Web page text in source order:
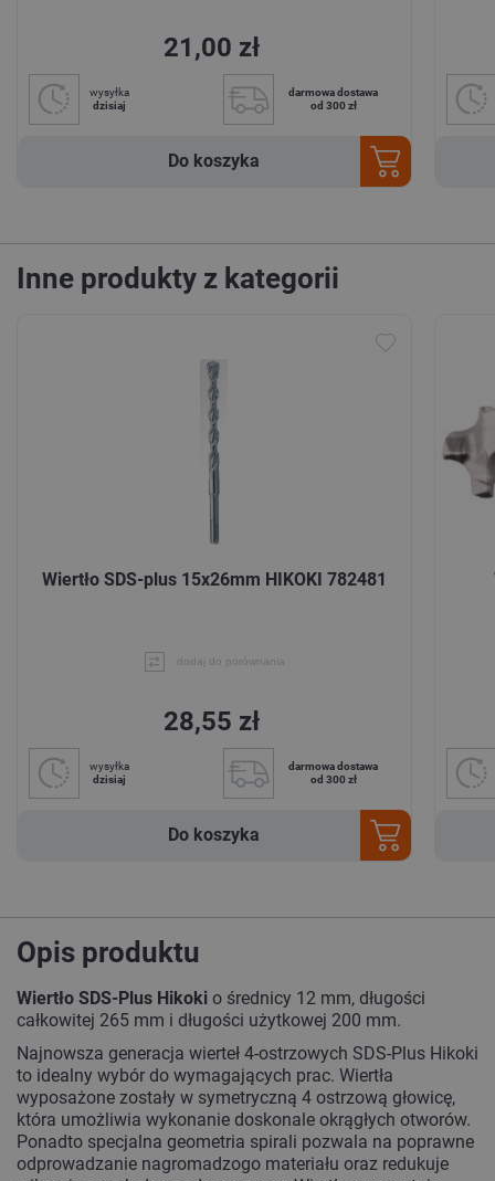
21,00 zł
wysyłka
dzisiaj
darmowa dostawa
od 300 zł
Do koszyka
Inne produkty z kategorii
Wiertło SDS-plus 15x26mm HIKOKI 782481
dodaj do porównania
28,55 zł
wysyłka
dzisiaj
darmowa dostawa
od 300 zł
Do koszyka
Opis produktu
Wiertło SDS-Plus Hikoki o średnicy 12 mm, długości
całkowitej 265 mm i długości użytkowej 200 mm.
Najnowsza generacja wierteł 4-ostrzowych SDS-Plus Hikoki
to idealny wybór do wymagających prac. Wiertła
wyposażone zostały w symetryczną 4 ostrzową głowicę,
która umożliwia wykonanie doskonale okrągłych otworów.
Ponadto specjalna geometria spirali pozwala na poprawne
odprowadzanie nagromadzogo materiału oraz redukuje